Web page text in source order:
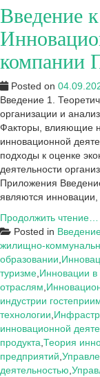
Введение
компании
Posted on
Введение 1.
организации и
Факторы, влияющие
инновационной
подходы к оценке
деятельности
Приложения
являются
Продолжить чтение…
Posted in
жилищно-
образовании
туризме Инновации
отраслям
индустрии
технологии
инновационной
продукта Теория
предприятий
деятельностью